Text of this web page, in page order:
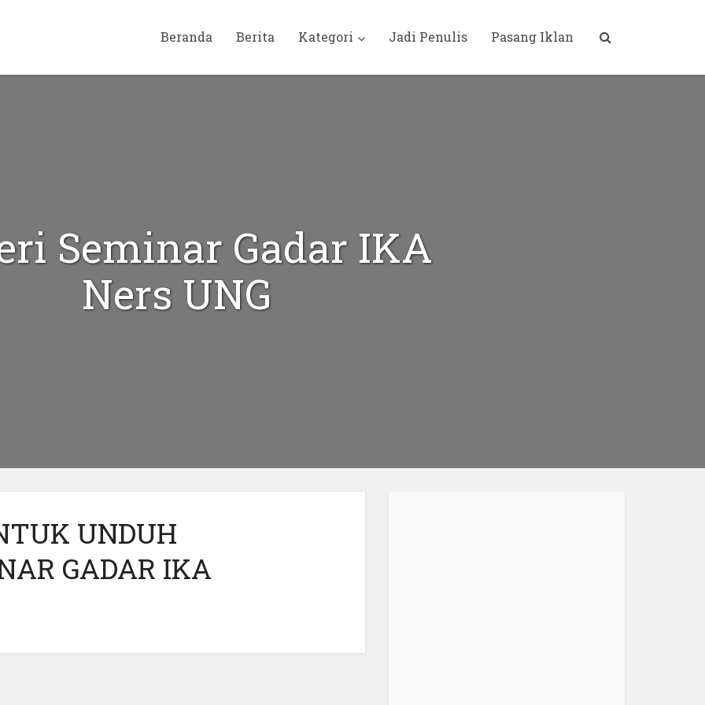
Beranda Berita Kategori Jadi Penulis Pasang Iklan
Seminar Gadar IKA
Ners UNG
UNDUH
GADAR IKA